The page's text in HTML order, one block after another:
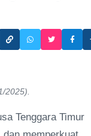
2025).
Tenggara Timur